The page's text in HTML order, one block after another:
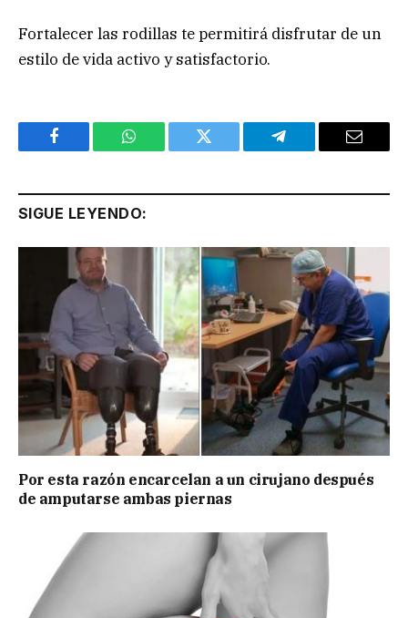
Fortalecer las rodillas te permitirá disfrutar de un
estilo de vida activo y satisfactorio.
Facebook WhatsApp Twitter Telegram Email
SIGUE LEYENDO:
Por esta razón encarcelan a un cirujano después
de amputarse ambas piernas